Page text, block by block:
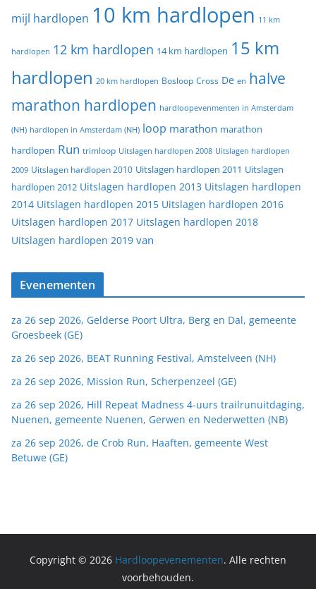
mijl hardlopen 10 km hardlopen 11 km
hardlopen 12 km hardlopen 14 km hardlopen 15 km
hardlopen 20 km hardlopen Bosloop Cross De en halve
marathon hardlopen hardloopevenmenten in Amsterdam
(NH) hardlopen in Amsterdam (NH) loop marathon marathon
hardlopen Run trimloop Uitslagen hardlopen 2008 Uitslagen hardlopen
2009 Uitslagen hardlopen 2010 Uitslagen hardlopen 2011 Uitslagen
hardlopen 2012 Uitslagen hardlopen 2013 Uitslagen hardlopen
2014 Uitslagen hardlopen 2015 Uitslagen hardlopen 2016
Uitslagen hardlopen 2017 Uitslagen hardlopen 2018
Uitslagen hardlopen 2019 van
Evenementen
za 26 sep 2026, Gelderse Poort Ultra, Berg en Dal, gemeente
Groesbeek (GE)
za 26 sep 2026, BEAT Running Festival, Amstelveen (NH)
za 26 sep 2026, Mission Run, Scherpenzeel (GE)
za 26 sep 2026, Hill Repeat Madness 4-uurs trailrunuitdaging,
Nuenen, gemeente Nuenen, Gerwen en Nederwetten (NB)
za 26 sep 2026, de Crob Run, Haaften, gemeente West
Betuwe (GE)
Copyright © 2026 Hardloopevenementen. Alle rechten
voorbehouden.